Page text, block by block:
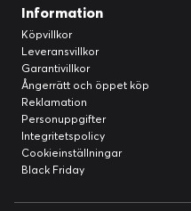
Information
Köpvillkor
Leveransvillkor
Garantivillkor
Ångerrätt och öppet köp
Reklamation
Personuppgifter
Integritetspolicy
Cookieinställningar
Black Friday